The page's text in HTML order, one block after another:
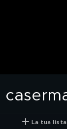
La tua lista